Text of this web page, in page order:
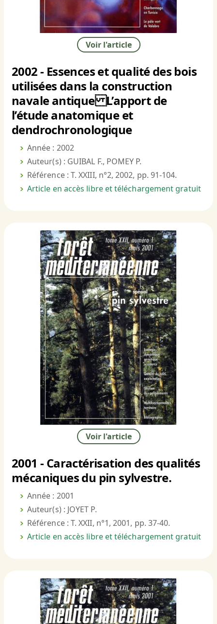
Voir l'article
2002 - Essences et qualité des bois
utilisées dans la construction
navale antique L’apport de
l’étude anatomique et
dendrochronologique
Année : 2002
Auteur(s) : GUIBAL F., POMEY P.
Référence : T. XXIII, n°2, 2002, pp. 91-104.
Article en accès libre et téléchargement gratuit
Voir l'article
2001 - Caractérisation des qualités
mécaniques du pin sylvestre.
Année : 2001
Auteur(s) : JOYET P.
Référence : T. XXII, n°1, 2001, pp. 37-40.
Article en accès libre et téléchargement gratuit